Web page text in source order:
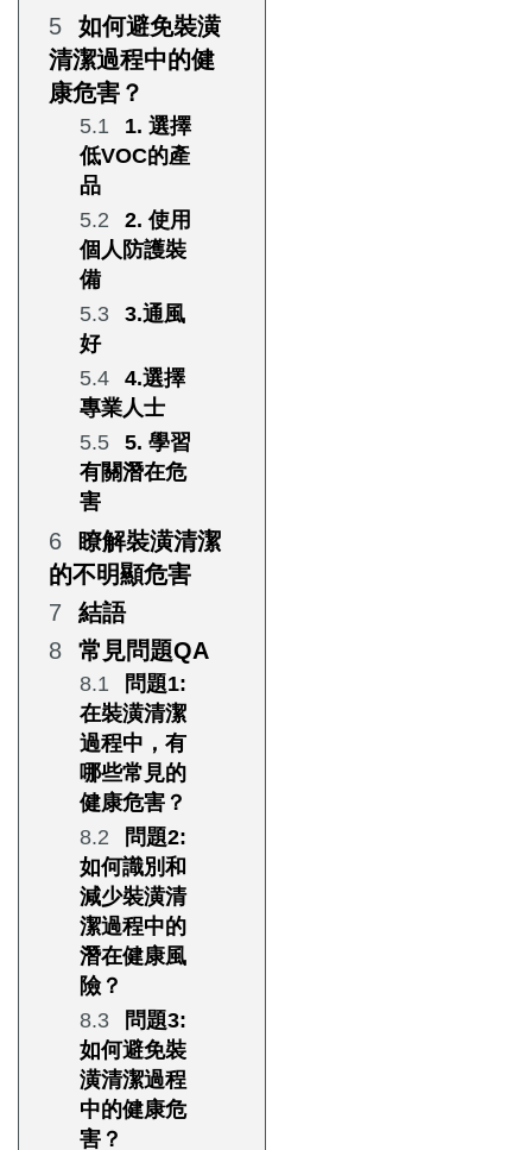
如何避免裝潢
清潔過程中的健
康危害？
1. 選擇
低VOC的產
品
2. 使用
個人防護裝
備
3.通風
好
4.選擇
專業人士
5. 學習
有關潛在危
害
瞭解裝潢清潔
的不明顯危害
結語
常見問題QA
問題1:
在裝潢清潔
過程中，有
哪些常見的
健康危害？
問題2:
如何識別和
減少裝潢清
潔過程中的
潛在健康風
險？
問題3:
如何避免裝
潢清潔過程
中的健康危
害？